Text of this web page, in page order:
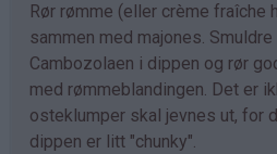
Rør rømme (eller crème fraîche
sammen med majones.
Cambozolaen i dippen og rør
med rømmeblandingen. Det er
osteklumper skal jevnes ut, for
dippen er litt "chunky".